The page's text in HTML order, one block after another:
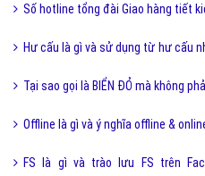
Số hotline tổng đài Giao hàng tiết
Hư cấu là gì và sử dụng từ hư cấu
Tại sao gọi là BIỂN ĐỎ mà không
Offline là gì và ý nghĩa offline &
FS là gì và trào lưu FS trên